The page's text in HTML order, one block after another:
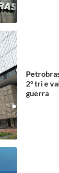
2º tri e
guerra